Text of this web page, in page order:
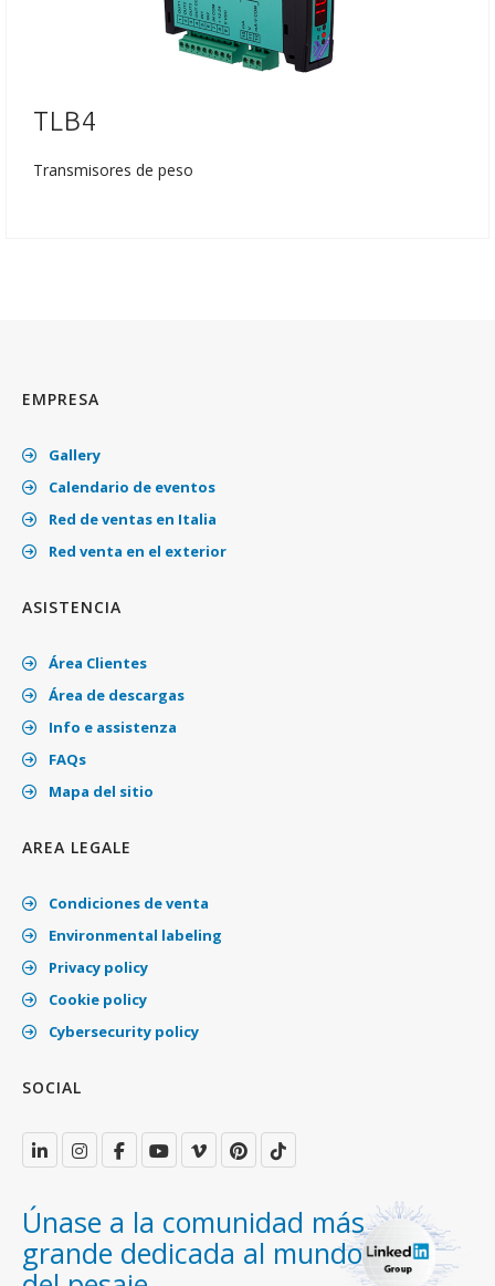
TLB4
Transmisores de peso
EMPRESA
Gallery
Calendario de eventos
Red de ventas en Italia
Red venta en el exterior
ASISTENCIA
Área Clientes
Área de descargas
Info e assistenza
FAQs
Mapa del sitio
AREA LEGALE
Condiciones de venta
Environmental labeling
Privacy policy
Cookie policy
Cybersecurity policy
SOCIAL
Únase a la comunidad más
grande dedicada al mundo